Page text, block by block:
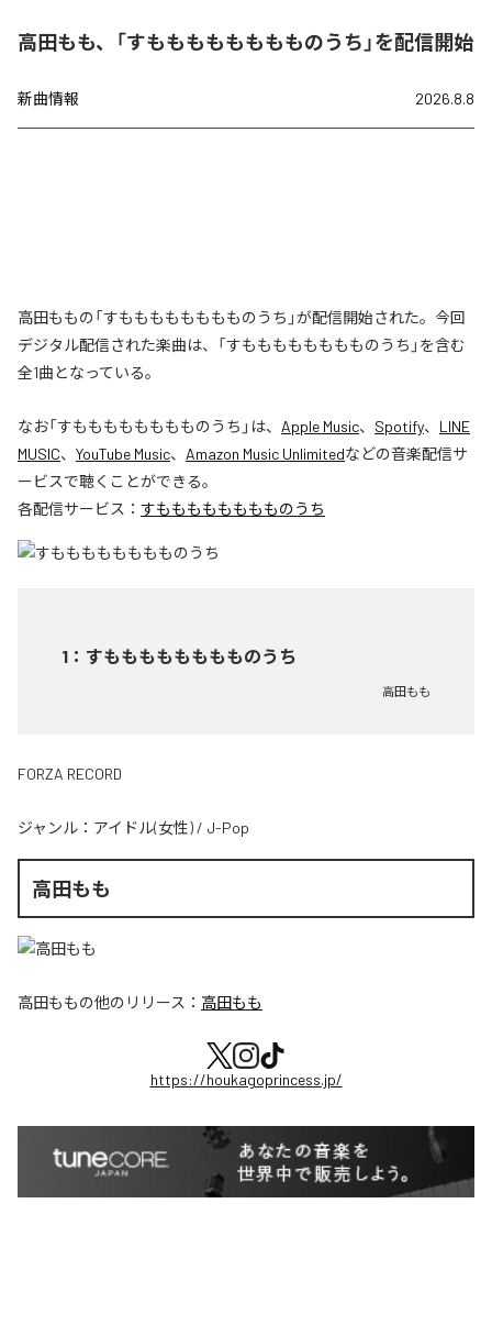
高田もも、「すもももももももものうち」を配信開始
新曲情報 2026.8.8
高田ももの「すもももももももものうち」が配信開始された。今回
デジタル配信された楽曲は、「すもももももももものうち」を含む
全1曲となっている。
なお「すもももももももものうち 」は、 Apple Music、 Spotify、 LINE
MUSIC、 YouTube Music、 Amazon Music Unlimitedなどの音楽配信サ
ービスで聴くことができる。
各配信サービス： すもももももももものうち
1 ： すもももももももものうち
高田もも
FORZA RECORD
ジャンル： アイドル(女性) / J-Pop
高田もも
高田ももの他のリリース： 高田もも
https://houkagoprincess.jp/